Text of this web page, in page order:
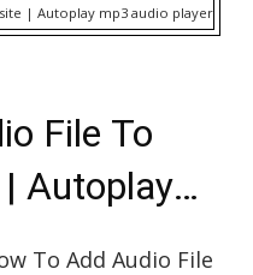
| Autoplay mp3 audio player
File To
Autoplay
To Add Audio File